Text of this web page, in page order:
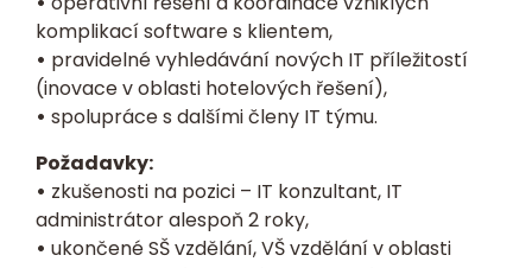
komplikací software s klientem,
• pravidelné vyhledávání nových IT příležitostí
(inovace v oblasti hotelových řešení),
• spolupráce s dalšími členy IT týmu.
Požadavky:
• zkušenosti na pozici – IT konzultant, IT
administrátor alespoň 2 roky,
• ukončené SŠ vzdělání, VŠ vzdělání v oblasti